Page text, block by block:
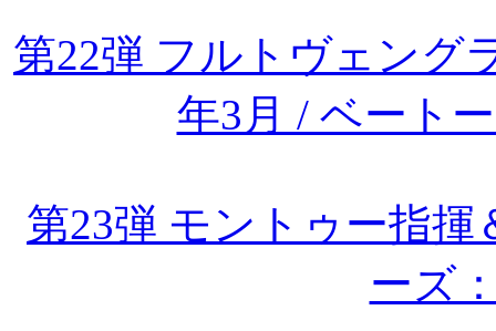
第22弾 フルトヴェング
年3月 / ベート
第23弾 モントゥー指
ーズ